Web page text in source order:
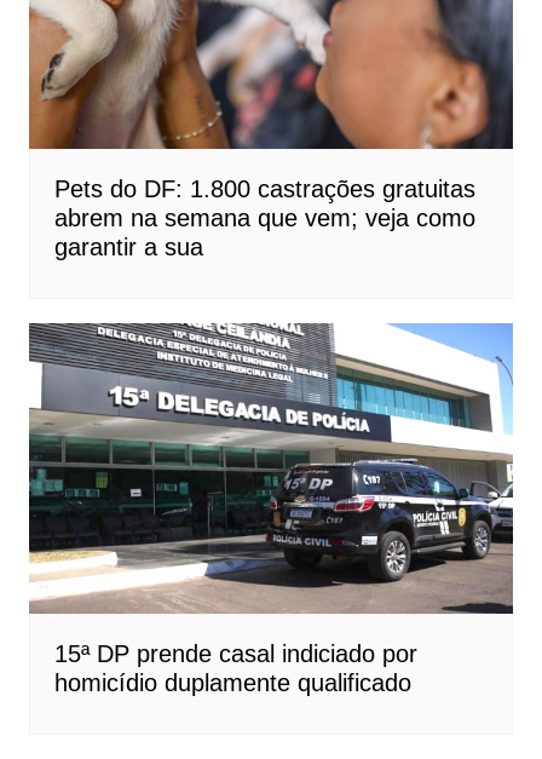
Pets do DF: 1.800 castrações gratuitas
abrem na semana que vem; veja como
garantir a sua
15ª DP prende casal indiciado por
homicídio duplamente qualificado